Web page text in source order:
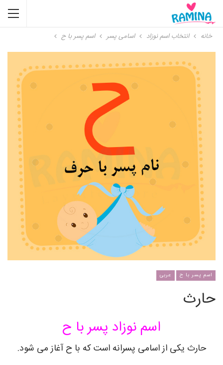
خانه انتخاب اسم نوزاد اسامی پسر اسم پسر با ح
اسم پسر با ح عربی
حارث
اسم نوزاد پسر با ح
حارث یکی از اسامی پسرانه است که با ح آغاز می شود.